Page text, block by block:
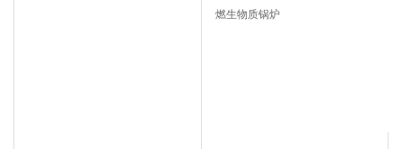
燃生物质锅炉